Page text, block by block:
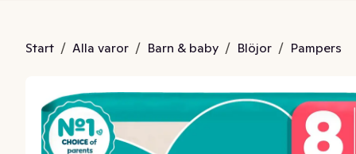
Start / Alla varor / Barn & baby / Blöjor / Pampers
S8 17+kg